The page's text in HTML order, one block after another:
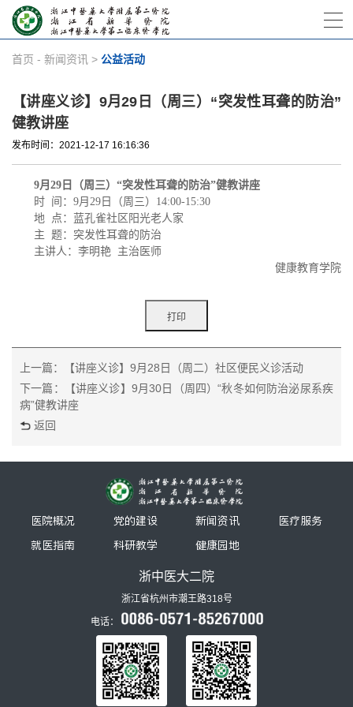
首页 - 新闻资讯 > 公益活动
【讲座义诊】9月29日（周三）“突发性耳聋的防治”
健教讲座
发布时间：2021-12-17 16:16:36
9月29 日（周三）“突发性耳聋的防治”健教讲座
时 间： 9月 29 日（周三） 14:00-15:30
地 点：蓝孔雀社区阳光老人家
主 题： 突发性耳聋的防治
主讲人：李明艳 主治医师
健康教育学院
上一篇：【讲座义诊】9月28日（周二）社区便民义诊活动
下一篇：【讲座义诊】9月30日（周四）“秋冬如何防治泌尿系疾
病”健教讲座
返回
医院概况 党的建设 新闻资讯
医疗服务
就医指南
科研教学 健康园地
浙中医大二院
浙江省杭州市潮王路318号
电话：